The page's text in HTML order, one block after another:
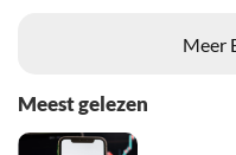
Meer
Meest gelezen